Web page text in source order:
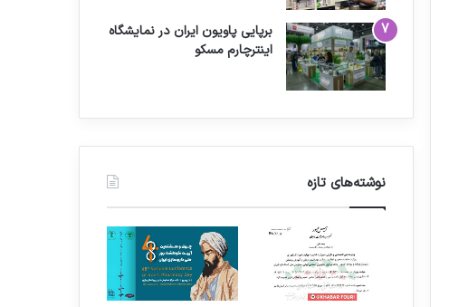
برپایی پاویون ایران در نمایشگاه
اینترچارم مسکو
نوشته‌های تازه